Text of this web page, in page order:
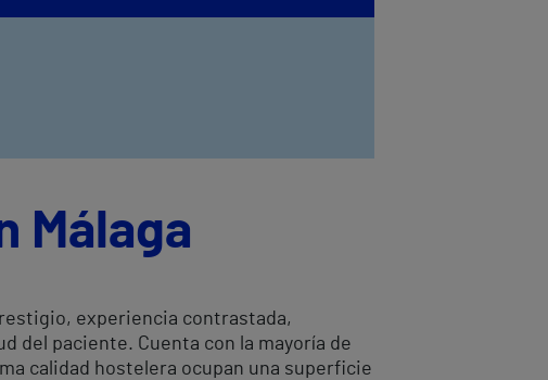
Málaga
experiencia contrastada,
del paciente. Cuenta con la mayoría de
calidad hostelera ocupan una superficie